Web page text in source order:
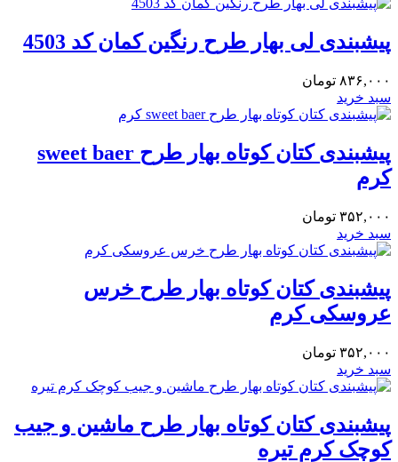
پیشبندی لی بهار طرح رنگین کمان کد 4503
۸۳۶,۰۰۰ تومان
سبد خرید
پیشبندی کتان کوتاه بهار طرح sweet baer
کرم
۳۵۲,۰۰۰ تومان
سبد خرید
پیشبندی کتان کوتاه بهار طرح خرس
عروسکی کرم
۳۵۲,۰۰۰ تومان
سبد خرید
پیشبندی کتان کوتاه بهار طرح ماشین و جیب
کوچک کرم تیره